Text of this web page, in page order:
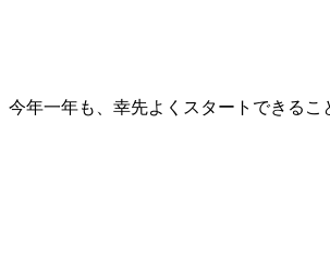
今年一年も、幸先よくスタートできるこ